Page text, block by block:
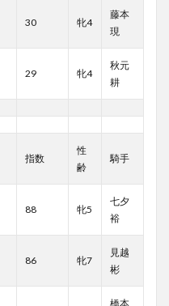
30 牝4
藤本
現
29 牝4
秋元
耕
指数
性
齢
騎手
88 牝5
七夕
裕
86 牝7
見越
彬
橋本